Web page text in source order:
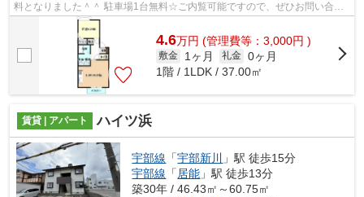
料となりました＾＾ 駐車場1台無料☆ご内覧可能ですので、ぜひお問い合わ
せくださいませ！！
4.6万円 (管理費等：3,000円 )
敷金 1ヶ月 礼金 0ヶ月
1階 / 1LDK / 37.00㎡
賃貸 | アパート ハイツ浜
宇部線 「宇部新川
」駅 徒歩15分
宇部線 「 居能 」駅 徒歩13分
築30年 / 46.43㎡～60.75㎡